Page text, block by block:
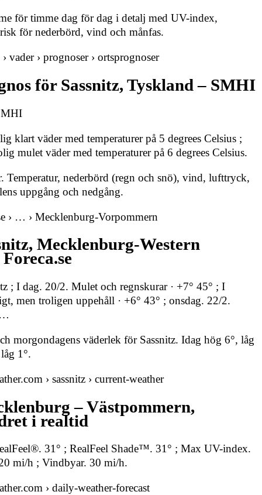
för timme dag för dag i detalj med UV-index,
för nederbörd, vind och månfas.
vader › prognoser › ortsprognoser
för Sassnitz, Tyskland – SMHI
klart väder med temperaturer på 5 degrees Celsius ;
mulet väder med temperaturer på 6 degrees Celsius.
Temperatur, nederbörd (regn och snö), vind, lufttryck,
uppgång och nedgång.
› … › Mecklenburg-Vorpommern
Mecklenburg-Western
; I dag. 20/2. Mulet och regnskurar · +7° 45° ; I
men troligen uppehåll · +6° 43° ; onsdag. 22/2.
…
morgondagens väderlek för Sassnitz. Idag hög 6°, låg
1°.
› sassnitz › current-weather
– Västpommern,
i realtid
31° ; RealFeel Shade™. 31° ; Max UV-index.
mi/h ; Vindbyar. 30 mi/h.
› daily-weather-forecast